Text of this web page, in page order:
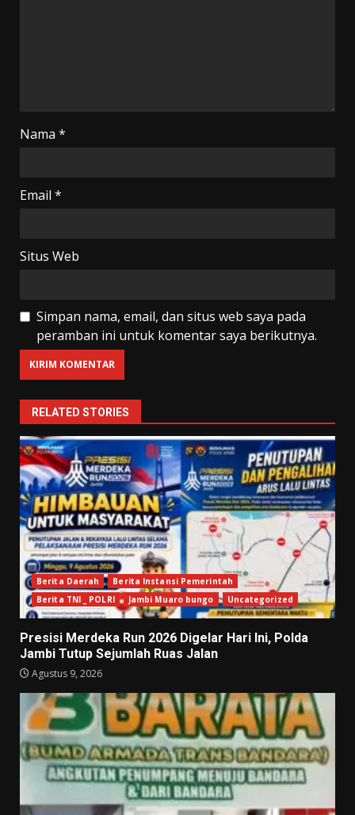
Nama *
Email *
Situs Web
Simpan nama, email, dan situs web saya pada
peramban ini untuk komentar saya berikutnya.
RELATED STORIES
Berita Daerah
Berita Instansi Pemerintah
Berita TNI _ POLRI
Jambi Muaro bungo Uncategorized
Presisi Merdeka Run 2026 Digelar Hari Ini, Polda
Jambi Tutup Sejumlah Ruas Jalan
Agustus 9, 2026